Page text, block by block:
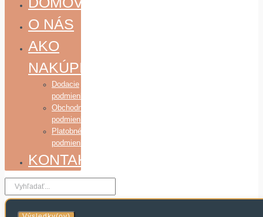
O NÁS
AKO
NAKÚPIŤ
Dodacie
podmienky
Obchodné
podmienky
Platobné
podmienky
KONTAKT
Search
...